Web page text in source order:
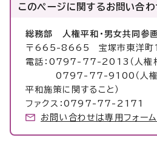
このページに関するお問い合わ
総務部 人権平和・男女共同参
〒665-8665 宝塚市東洋町
電話：0797-77-2013（人権相
0797-77-9100（人権啓発
平和施策に関すること）
ファクス：0797-77-2171
お問い合わせは専用フォー